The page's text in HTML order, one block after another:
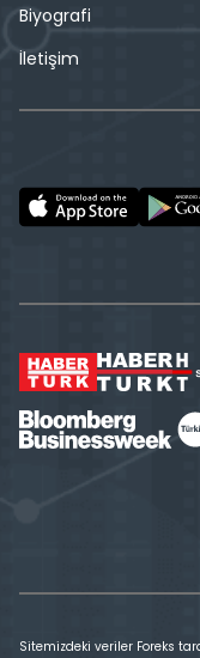
Biyografi
İletişim
Sitemizdeki veriler Foreks